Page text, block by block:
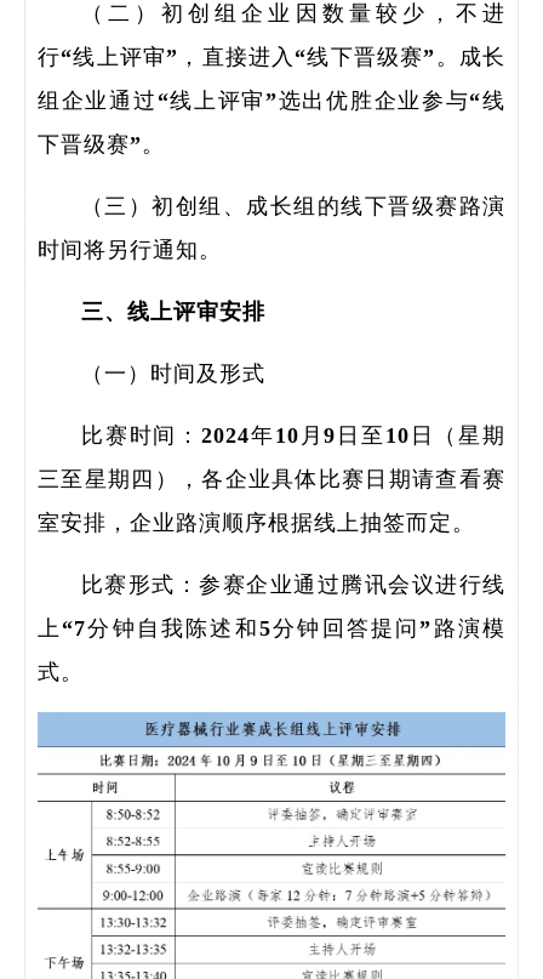
（二）初创组企业因数量较少，不进
行“线上评审”，直接进入“线下晋级赛”。成长
组企业通过“线上评审”选出优胜企业参与“线
下晋级赛”。
（三）初创组、成长组的线下晋级赛路演
时间将另行通知。
三、线上评审安排
（一）时间及形式
比赛时间：2024年10月9日至10日（星期
三至星期四），各企业具体比赛日期请查看赛
室安排，企业路演顺序根据线上抽签而定。
比赛形式：参赛企业通过腾讯会议进行线
上“7分钟自我陈述和5分钟回答提问”路演模
式。